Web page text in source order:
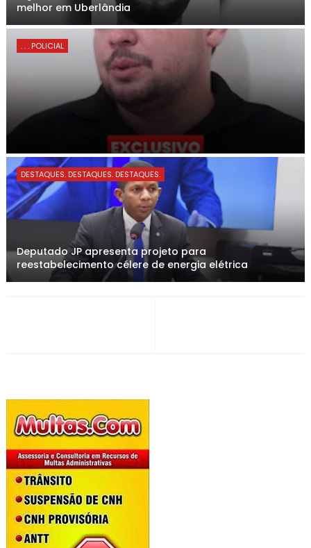
melhor em Uberlândia
. . . POLICIAL
DESTAQUES. DESTAQUES. DESTAQUES.
Deputado JP apresenta projeto para
reestabelecimento célere de energia elétrica